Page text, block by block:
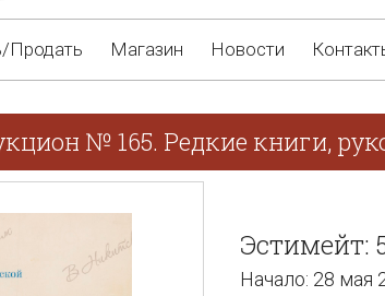
Продать Магазин Новости
№ 165. Редкие книги,
Эстимейт:
Начало: 28 мая